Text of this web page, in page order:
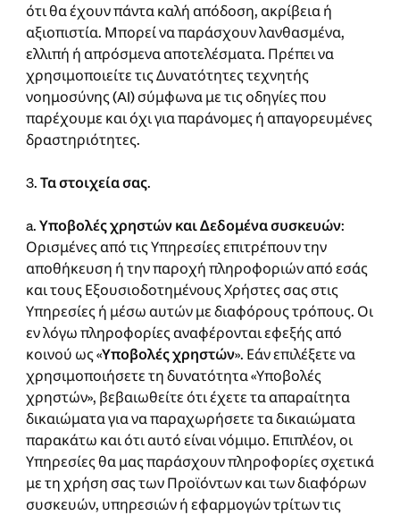
ότι θα έχουν πάντα καλή απόδοση, ακρίβεια ή
αξιοπιστία. Μπορεί να παράσχουν λανθασμένα,
ελλιπή ή απρόσμενα αποτελέσματα. Πρέπει να
χρησιμοποιείτε τις Δυνατότητες τεχνητής
νοημοσύνης (AI) σύμφωνα με τις οδηγίες που
παρέχουμε και όχι για παράνομες ή απαγορευμένες
δραστηριότητες.
3.Τα στοιχεία σας.
a.Υποβολές χρηστών και Δεδομένα συσκευών:
Ορισμένες από τις Υπηρεσίες επιτρέπουν την
αποθήκευση ή την παροχή πληροφοριών από εσάς
και τους Εξουσιοδοτημένους Χρήστες σας στις
Υπηρεσίες ή μέσω αυτών με διαφόρους τρόπους. Οι
εν λόγω πληροφορίες αναφέρονται εφεξής από
κοινού ως «Υποβολές χρηστών». Εάν επιλέξετε να
χρησιμοποιήσετε τη δυνατότητα «Υποβολές
χρηστών», βεβαιωθείτε ότι έχετε τα απαραίτητα
δικαιώματα για να παραχωρήσετε τα δικαιώματα
παρακάτω και ότι αυτό είναι νόμιμο. Επιπλέον, οι
Υπηρεσίες θα μας παράσχουν πληροφορίες σχετικά
με τη χρήση σας των Προϊόντων και των διαφόρων
συσκευών, υπηρεσιών ή εφαρμογών τρίτων τις